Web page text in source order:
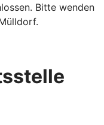
Bitte wenden